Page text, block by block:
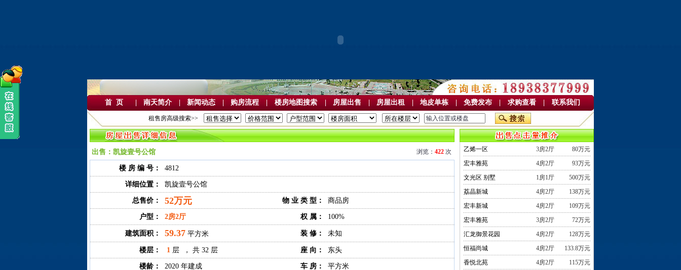
首 页 南天简介 新闻动态 购房流程 楼房地图搜索 房屋出售 房屋出租 地皮单栋 免费发布 求购查看 联系我们
租售房高级搜索>>
出售：凯旋壹号公馆 浏览： 422 次
楼 房 编 号： 4812
详细位置： 凯旋壹号公馆
总售价： 52万元 物 业 类 型： 商品房
户型： 2房2厅 权 属： 100%
建筑面积： 59.37 平方米 装 修： 未知
楼层： 1 层 ， 共 32 层 座 向： 东头
楼龄： 2020 年建成 车 房： 平方米
乙烯一区 3房2厅
80万元
宏丰雅苑
4房2厅
93万元
文光区 别墅
1房1厅
500万元
荔晶新城
4房2厅
138万元
宏丰新城
4房2厅
109万元
宏丰雅苑
3房2厅
72万元
汇龙御景花园
4房2厅
128万元
恒福尚城
4房2厅
133.8万元
香悦北苑
4房2厅
115万元